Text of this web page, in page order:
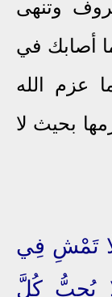
وتنهى
أصابك في
عزم الله
بحيث لا
تَمْشِ فِي
يُحِبُّ كُلَّ